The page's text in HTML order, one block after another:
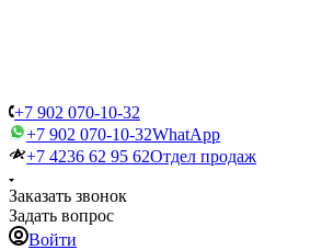
+7 902 070-10-32
+7 902 070-10-32WhatApp
+7 4236 62 95 62Отдел продаж
Заказать звонок
Задать вопрос
Войти